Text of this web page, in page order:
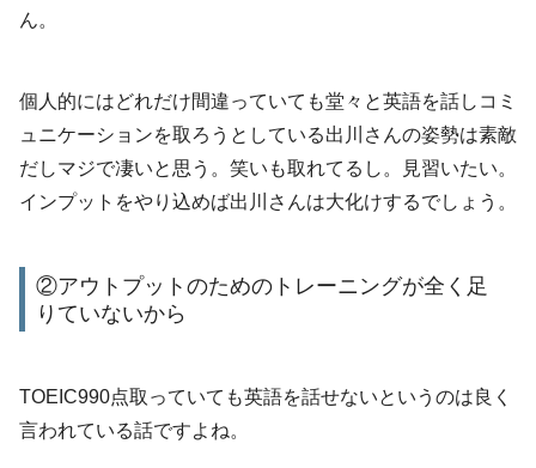
ん。
個人的にはどれだけ間違っていても堂々と英語を話しコミ
ュニケーションを取ろうとしている出川さんの姿勢は素敵
だしマジで凄いと思う。笑いも取れてるし。見習いたい。
インプットをやり込めば出川さんは大化けするでしょう。
②アウトプットのためのトレーニングが全く足
りていないから
TOEIC990点取っていても英語を話せないというのは良く
言われている話ですよね。